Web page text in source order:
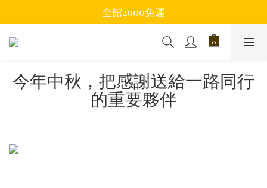
全館2000免運
今年中秋，把感謝送給一路同行
的重要夥伴